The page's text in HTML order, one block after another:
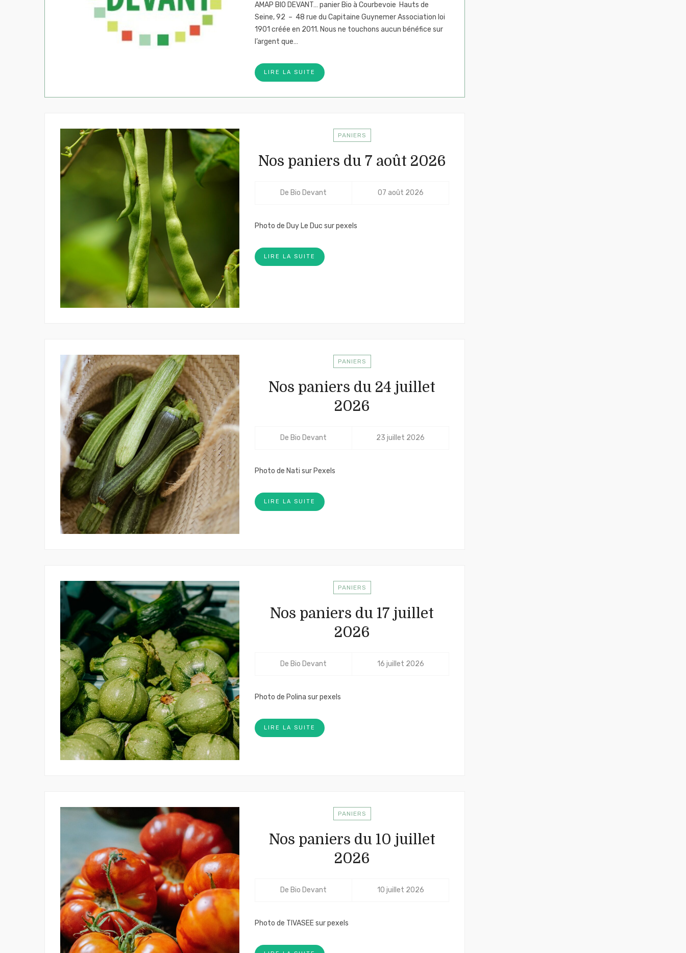
AMAP BIO DEVANT… panier Bio à Courbevoie Hauts de
Seine, 92 – 48 rue du Capitaine Guynemer Association loi
1901 créée en 2011. Nous ne touchons aucun bénéfice sur
l’argent que…
LIRE LA SUITE
PANIERS
Nos paniers du 7 août 2026
De Bio Devant 07 août 2026
Photo de Duy Le Duc sur pexels
LIRE LA SUITE
PANIERS
Nos paniers du 24 juillet
2026
De Bio Devant 23 juillet 2026
Photo de Nati sur Pexels
LIRE LA SUITE
PANIERS
Nos paniers du 17 juillet
2026
De Bio Devant 16 juillet 2026
Photo de Polina sur pexels
LIRE LA SUITE
PANIERS
Nos paniers du 10 juillet
2026
De Bio Devant 10 juillet 2026
Photo de TIVASEE sur pexels